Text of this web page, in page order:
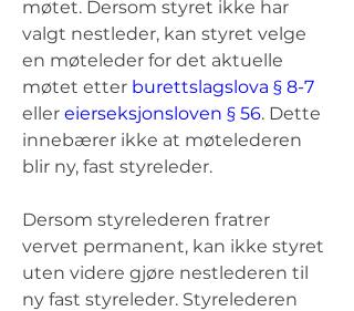
møtet. Dersom styret ikke har
valgt nestleder, kan styret velge
en møteleder for det aktuelle
møtet etter burettslagslova § 8-7
eller eierseksjonsloven § 56. Dette
innebærer ikke at møtelederen
blir ny, fast styreleder.
Dersom styrelederen fratrer
vervet permanent, kan ikke styret
uten videre gjøre nestlederen til
ny fast styreleder. Styrelederen